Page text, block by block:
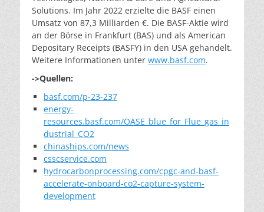
Solutions. Im Jahr 2022 erzielte die BASF einen
Umsatz von 87,3 Milliarden €. Die BASF-Aktie wird
an der Börse in Frankfurt (BAS) und als American
Depositary Receipts (BASFY) in den USA gehandelt.
Weitere Informationen unter www.basf.com.
->Quellen:
basf.com/p-23-237
energy-
resources.basf.com/OASE_blue_for_Flue_gas_in
dustrial_CO2
chinaships.com/news
csscservice.com
hydrocarbonprocessing.com/cpgc-and-basf-
accelerate-onboard-co2-capture-system-
development